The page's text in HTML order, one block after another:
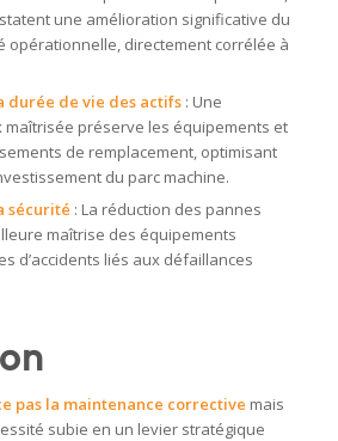
une amélioration significative du
opérationnelle, directement corrélée à
durée de vie des actifs: Une
maîtrisée préserve les équipements et
de remplacement, optimisant
du parc machine.
sécurité : La réduction des pannes
maîtrise des équipements
d’accidents liés aux défaillances
pas la maintenance corrective mais
subie en un levier stratégique